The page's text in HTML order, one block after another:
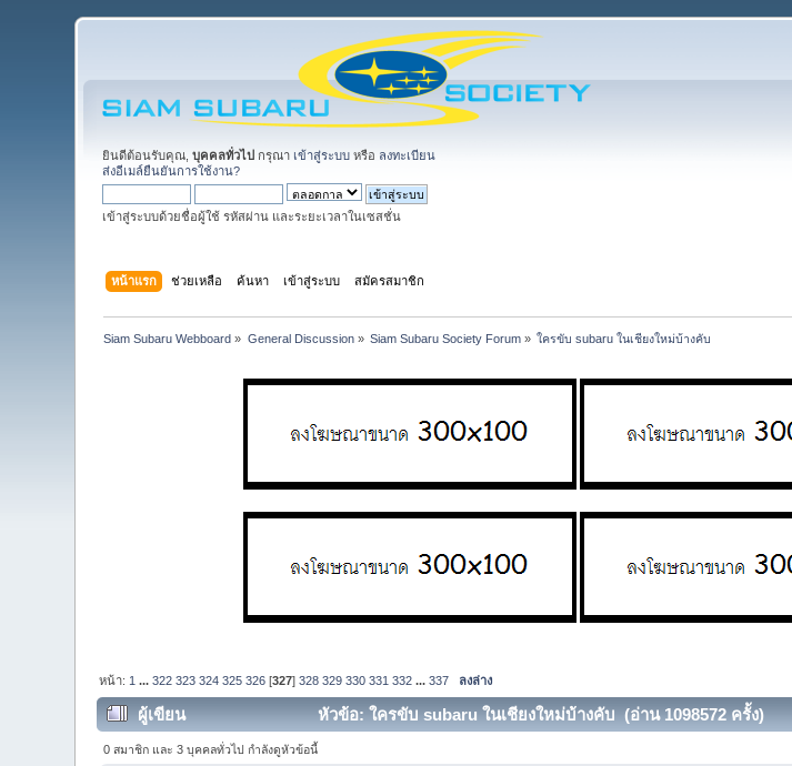
ยินดีต้อนรับคุณ,บุคคลทั่วไป กรุณา เข้าสู่ระบบ หรือ ลงทะเบียน
ส่งอีเมล์ยืนยันการใช้งาน?
เข้าสู่ระบบด้วยชื่อผู้ใช้ รหัสผ่าน และระยะเวลาในเซสชั่น
หน้าแรก ช่วยเหลือ ค้นหา เข้าสู่ระบบ สมัครสมาชิก
Siam Subaru Webboard » General Discussion» Siam Subaru Society Forum » ใครขับ subaru ในเชียงใหม่บ้างคับ
หน้า: 1 ...322 323 324 325 326 [327]328 329 330 331 332 ...337 ลงล่าง
ผู้เขียน หัวข้อ: ใครขับ subaru ในเชียงใหม่บ้างคับ (อ่าน 1098572 ครั้ง)
0 สมาชิก และ 3 บุคคลทั่วไป กำลังดูหัวข้อนี้